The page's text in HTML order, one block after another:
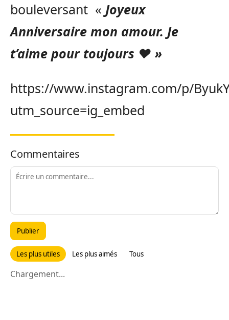
bouleversant « Joyeux
Anniversaire mon amour. Je
t’aime pour toujours ❤️ »
https://www.instagram.com/p/
utm_source=ig_embed
Commentaires
Publier
Les plus utiles Les plus aimés Tous
Chargement...